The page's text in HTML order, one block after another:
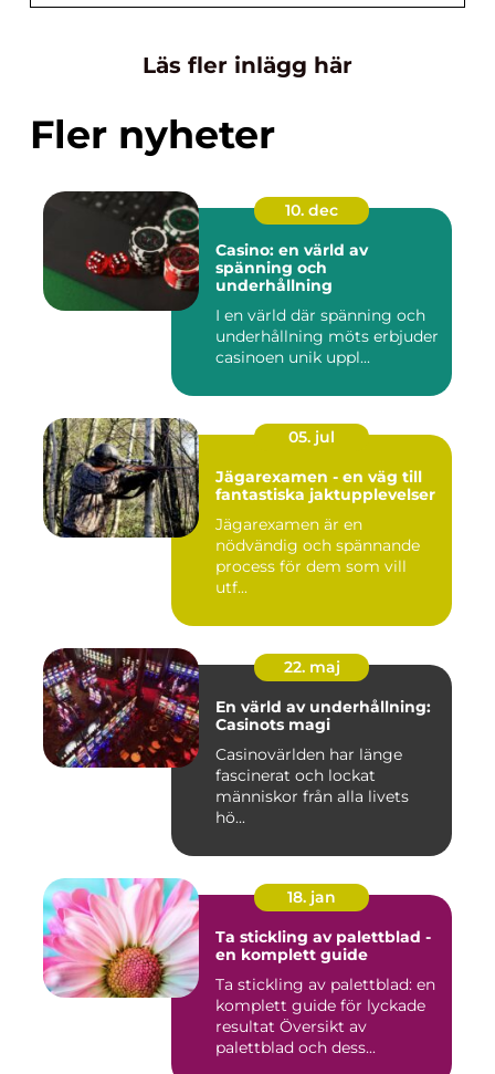
Läs fler inlägg här
Fler nyheter
10. dec
Casino: en värld av
spänning och
underhållning
I en värld där spänning och
underhållning möts erbjuder
casinoen unik uppl...
05. jul
Jägarexamen - en väg till
fantastiska jaktupplevelser
Jägarexamen är en
nödvändig och spännande
process för dem som vill
utf...
22. maj
En värld av underhållning:
Casinots magi
Casinovärlden har länge
fascinerat och lockat
människor från alla livets
hö...
18. jan
Ta stickling av palettblad -
en komplett guide
Ta stickling av palettblad: en
komplett guide för lyckade
resultat Översikt av
palettblad och dess...